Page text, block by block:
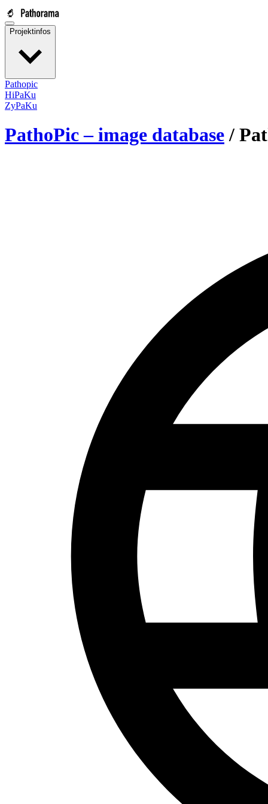
Projektinfos
Pathopic
HiPaKu
ZyPaKu
PathoPic – image database /